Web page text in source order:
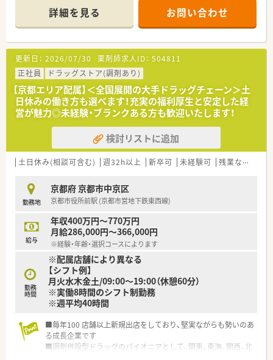
■研修制度は様々なプランがあり、集合研修だけでなく任意で受
講可能な研修も幅広く用意されています
■店舗で活躍する従業員、社外で活躍する従業員、将来経営幹部
となる従業員など、薬剤師として様々な活躍ができるフィールド
を用意されています
■総合薬剤師・調剤薬剤師（土日休み・19時までの勤務）どちらか
の働き方を選択できます
■調剤併設型だけでなく「医療モール・クリニック併設店舗」「敷
地内薬局」「訪問調剤特化型店舗」など様々な店舗を運営してい
ます
■在宅医療にも積極的取り組んでおり「訪問調剤特化型店舗」を
50店舗以上、無菌調剤室は業界最多の51店舗設置しています
■「プラチナくるみん認定企業」「健康経営優良法人2023（大規模
法人部門）認定」等を取得し一人ひとりが働きやすい環境が整備
されています
があるのも特徴です
詳細を見る お問い合わせ
更新日： 2026/07/30 薬剤師求人ID： 504811
正社員
ドラッグストア(調剤あり)
【京都エリア配属】＜全国展開の大手ドラッグチェーン＞土
日休みの働き方も選べます！充実の福利厚生と安定した経
営が魅力◎未経験・ブランクある方も歓迎いたします！
検討リストに追加
土日休み(相談可含む) 週32h以上 新卒可 未経験可 残業なし(ほぼなし含む)
勤務地
京都府 京都市中京区
京都市役所前駅 (京都市営地下鉄東西線)
給与
年収400万円～770万円
月給286,000円～366,000円
※経験・年齢・選択コースによります
勤務
時間
※配属店舗により異なる
【シフト例】
月火水木金土/09:00～19:00（休憩60分）
※実働8時間のシフト制勤務
※週平均40時間
■毎年100 店舗以上新規出店をしており、堅実ながらも勢いのあ
る成長企業です
■調剤併設型ドラッグのパイオニアとして、関東、東海、関西、北